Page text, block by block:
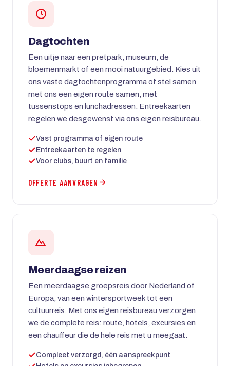
Dagtochten
Een uitje naar een pretpark, museum, de
bloemenmarkt of een mooi natuurgebied. Kies uit
ons vaste dagtochtenprogramma of stel samen
met ons een eigen route samen, met
tussenstops en lunchadressen. Entreekaarten
regelen we desgewenst via ons eigen reisbureau.
Vast programma of eigen route
Entreekaarten te regelen
Voor clubs, buurt en familie
OFFERTE AANVRAGEN
Meerdaagse reizen
Een meerdaagse groepsreis door Nederland of
Europa, van een wintersportweek tot een
cultuurreis. Met ons eigen reisbureau verzorgen
we de complete reis: route, hotels, excursies en
een chauffeur die de hele reis met u meegaat.
Compleet verzorgd, één aanspreekpunt